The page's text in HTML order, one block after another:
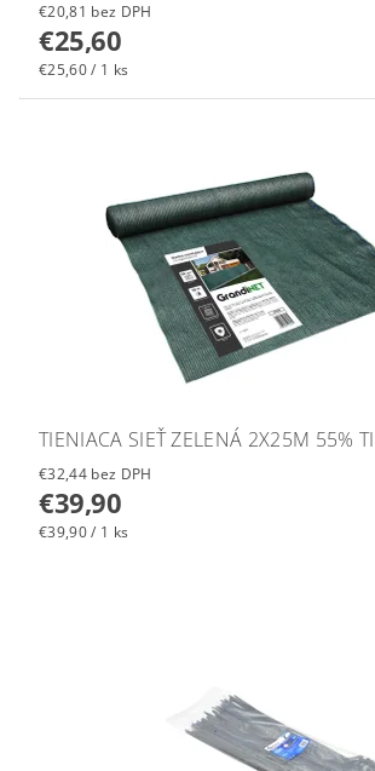
€20,81 bez DPH
€25,60
€25,60 / 1 ks
TIENIACA SIEŤ ZELENÁ 2X25M 55%
€32,44 bez DPH
€39,90
€39,90 / 1 ks